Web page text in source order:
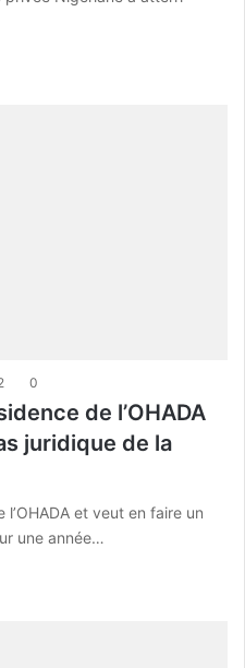
0
de l’OHADA
juridique de la
et veut en faire un
une année…